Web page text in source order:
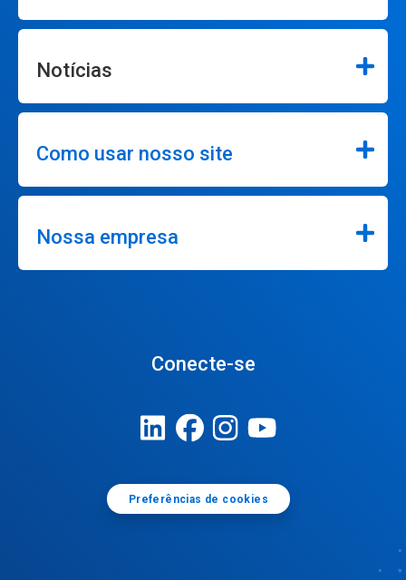
Notícias
Como usar nosso site
Nossa empresa
Conecte-se
Preferências de cookies